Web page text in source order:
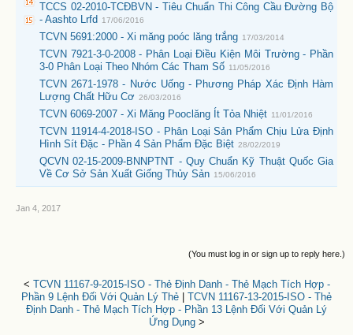
TCCS 02-2010-TCĐBVN - Tiêu Chuẩn Thi Công Cầu Đường Bộ
- Aashto Lrfd
17/06/2016
TCVN 5691:2000 - Xi măng poóc lăng trắng 17/03/2014
TCVN 7921-3-0-2008 - Phân Loại Điều Kiện Môi Trường - Phần
3-0 Phân Loại Theo Nhóm Các Tham Số 11/05/2016
TCVN 2671-1978 - Nước Uống - Phương Pháp Xác Định Hàm
Lượng Chất Hữu Cơ 26/03/2016
TCVN 6069-2007 - Xi Măng Pooclăng Ít Tỏa Nhiệt 11/01/2016
TCVN 11914-4-2018-ISO - Phân Loại Sản Phẩm Chịu Lửa Định
Hình Sít Đặc - Phần 4 Sản Phẩm Đặc Biệt 28/02/2019
QCVN 02-15-2009-BNNPTNT - Quy Chuẩn Kỹ Thuật Quốc Gia
Về Cơ Sở Sản Xuất Giống Thủy Sản 15/06/2016
Jan 4, 2017
(You must log in or sign up to reply here.)
< TCVN 11167-9-2015-ISO - Thẻ Định Danh - Thẻ Mạch Tích Hợp -
Phần 9 Lệnh Đối Với Quản Lý Thẻ
TCVN 11167-13-2015-ISO - Thẻ
Định Danh - Thẻ Mạch Tích Hợp - Phần 13 Lệnh Đối Với Quản Lý
Ứng Dụng>